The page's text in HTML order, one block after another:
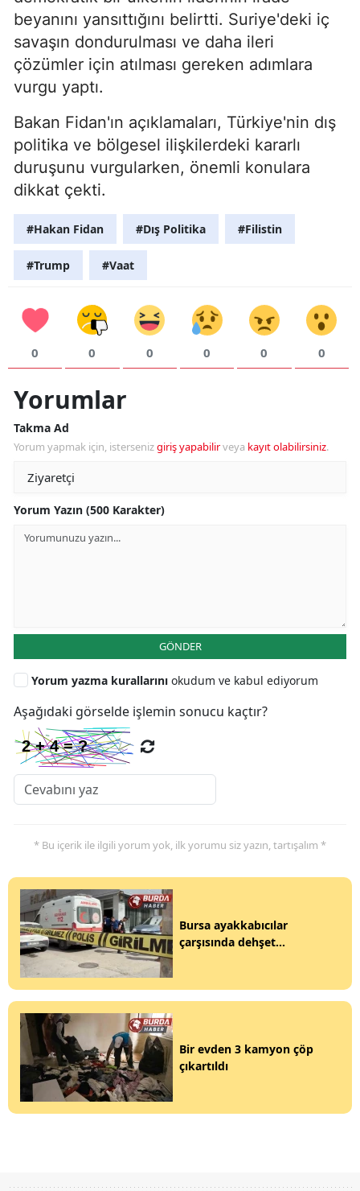
beyanını yansıttığını belirtti. Suriye'deki iç
savaşın dondurulması ve daha ileri
çözümler için atılması gereken adımlara
vurgu yaptı.
Bakan Fidan'ın açıklamaları, Türkiye'nin dış
politika ve bölgesel ilişkilerdeki kararlı
duruşunu vurgularken, önemli konulara
dikkat çekti.
#Hakan Fidan #Dış Politika #Filistin
#Trump #Vaat
0 0 0 0 0 0
Yorumlar
Takma Ad
Yorum yapmak için, istersenizgiriş yapabilirveya kayıt olabilirsiniz.
Yorum Yazın (500 Karakter)
GÖNDER
Yorum yazma kurallarını okudum ve kabul ediyorum
Aşağıdaki görselde işlemin sonucu kaçtır?
* Bu içerik ile ilgili yorum yok, ilk yorumu siz yazın, tartışalım *
Bursa ayakkabıcılar
çarşısında dehşet...
Bir evden 3 kamyon çöp
çıkartıldı